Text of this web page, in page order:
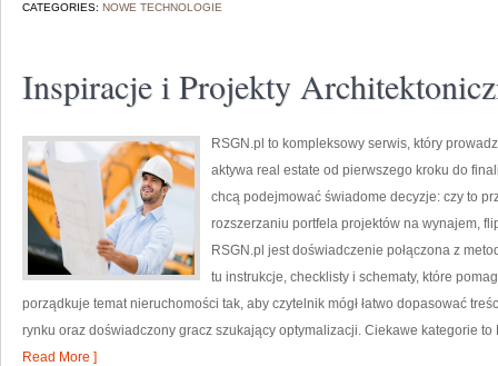
CATEGORIES: NOWE TECHNOLOGIE
Inspiracje i Projekty
RSGN.pl to kompleksowy serwis, który
aktywa real estate od pierwszego kroku do
chcą podejmować świadome decyzje: czy to
rozszerzaniu portfela projektów na wynajem,
RSGN.pl jest doświadczenie połączona z
tu instrukcje, checklisty i schematy, które
porządkuje temat nieruchomości tak, aby czytelnik mógł łatwo dopasować
rynku oraz doświadczony gracz szukający optymalizacji. Ciekawe kategorie
Read More ]